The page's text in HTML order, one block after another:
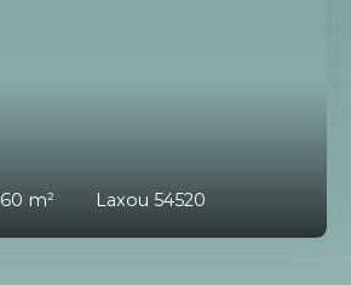
60 m² Laxou 54520